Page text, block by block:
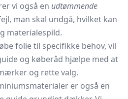
vi også en udtømmende
man skal undgå, hvilket kan
materialespild.
folie til specifikke behov, vil
og køberåd hjælpe med at
og rette valg.
er også en